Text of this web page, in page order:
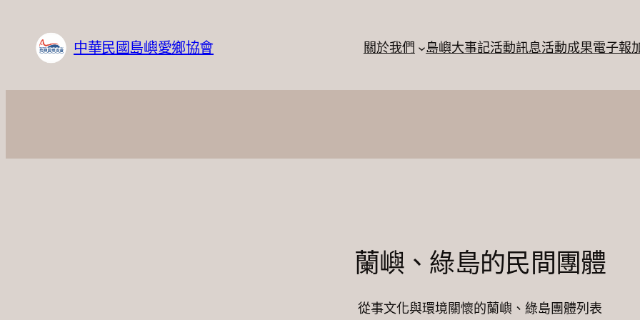
內
中華民國島嶼愛鄉協會 關於我們 島嶼大事記活動訊息活動成果電子報
蘭嶼、綠島的民間團體
從事文化與環境關懷的蘭嶼、綠島團體列表